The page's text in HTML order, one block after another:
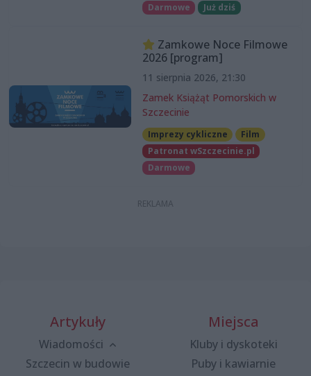
Darmowe
Już dziś
Zamkowe Noce Filmowe
2026 [program]
11 sierpnia 2026, 21:30
Zamek Książąt Pomorskich w
Szczecinie
Imprezy cykliczne
Film
Patronat wSzczecinie.pl
Darmowe
Artykuły
Wiadomości
Szczecin w budowie
Miejsca
Kluby i dyskoteki
Puby i kawiarnie